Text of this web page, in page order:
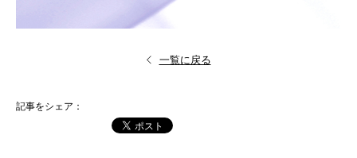
一覧に戻る
記事をシェア：